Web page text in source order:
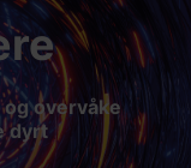
overvåke
dyrt